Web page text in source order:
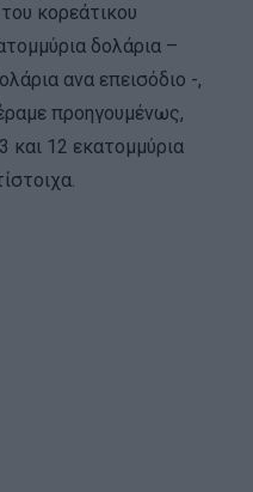
κορεάτικου
δολάρια –
ανα επεισόδιο -,
προηγουμένως,
και 12 εκατομμύρια